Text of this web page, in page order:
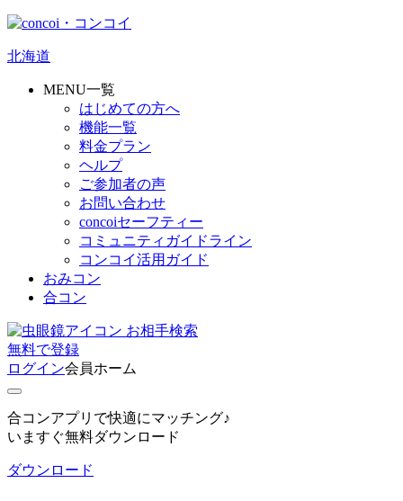
北海道
MENU一覧
はじめての方へ
機能一覧
料金プラン
ヘルプ
ご参加者の声
お問い合わせ
concoiセーフティー
コミュニティガイドライン
コンコイ活用ガイド
おみコン
合コン
お相手検索
無料で登録
ログイン会員ホーム
合コンアプリで快適にマッチング♪
いますぐ無料ダウンロード
ダウンロード